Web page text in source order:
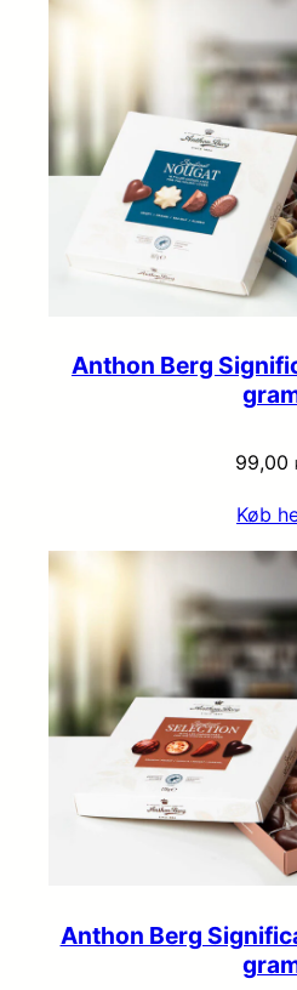
Anthon Berg
99,00
Køb
Anthon Berg